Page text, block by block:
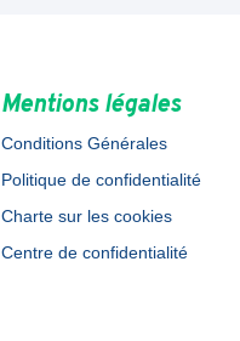
Mentions légales
Conditions Générales
Politique de confidentialité
Charte sur les cookies
Centre de confidentialité